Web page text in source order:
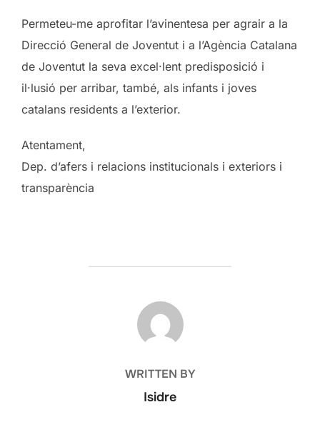
Permeteu-me aprofitar l’avinentesa per agrair a la
Direcció General de Joventut i a l’Agència Catalana
de Joventut la seva excel·lent predisposició i
il·lusió per arribar, també, als infants i joves
catalans residents a l’exterior.
Atentament,
Dep. d’afers i relacions institucionals i exteriors i
transparència
POST AUTHOR
WRITTEN BY
Isidre